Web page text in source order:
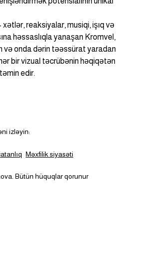
reaksiyalar, musiqi, işıq və
həssaslıqla yanaşan Kromvel,
və onda dərin təəssürat yaradan
bir vizual təcrübənin həqiqətən
edir.
Məxfilik siyasəti
Bütün hüquqlar qorunur
izləyin: